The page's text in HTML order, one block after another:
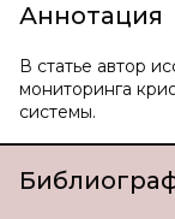
Аннотация
В статье автор
мониторинга
системы.